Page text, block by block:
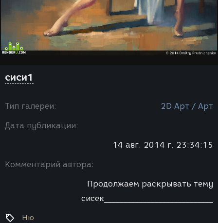
сиси1
Тип галереи: 2D Арт / Арт
Дата публикации:
14 авг. 2014 г. 23:34:15
Комментарий автора:
Продолжаем раскрывать тему
сисек____________________________
Ню